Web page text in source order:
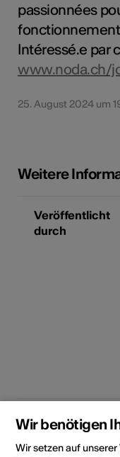
passionnées
Intéressé.e par
www.noda.ch/
25. August 2024 um
Weitere
Veröffentlicht
durch
Rubrik
Wir benötigen
Wir setzen auf